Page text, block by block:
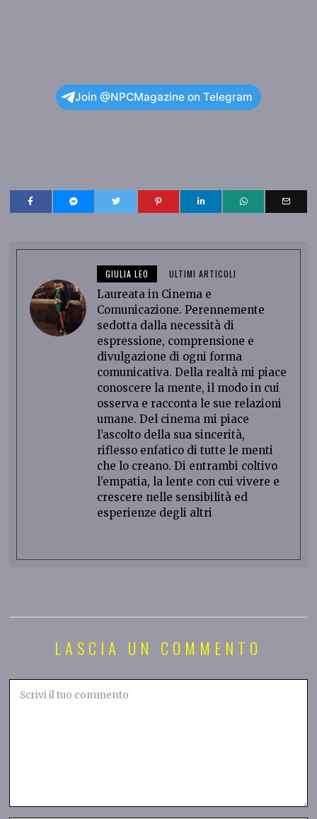
Join @NPCMagazine on Telegram
GIULIA LEO ULTIMI ARTICOLI
Laureata in Cinema e
Comunicazione. Perennemente
sedotta dalla necessità di
espressione, comprensione e
divulgazione di ogni forma
comunicativa. Della realtà mi piace
conoscere la mente, il modo in cui
osserva e racconta le sue relazioni
umane. Del cinema mi piace
l’ascolto della sua sincerità,
riflesso enfatico di tutte le menti
che lo creano. Di entrambi coltivo
l’empatia, la lente con cui vivere e
crescere nelle sensibilità ed
esperienze degli altri
LASCIA UN COMMENTO